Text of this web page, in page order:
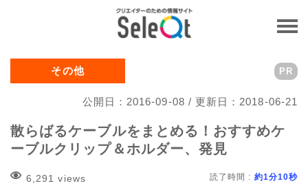
その他
公開日：2016-09-08 / 更新日：2018-06-21
PR
散らばるケーブルをまとめる！おすすめケ
ーブルクリップ＆ホルダー、発見
6,291 views 読了時間 : 約1分10秒